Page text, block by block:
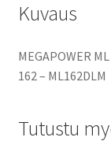
Kuvaus
MEGAPOWER
162 – ML162DLM
Tutustu